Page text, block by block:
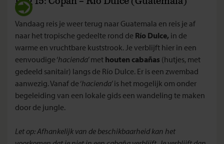
Vandaag reis je weer terug naar Guatemala en reis je af
naar het tropische gedeelte rond de Río Dulce, in de
warme en vruchtbare kuststrook. Je verblijft hier in een
eenvoudige ‘hacienda’ met houten cabañas (hutjes, met
gedeeld sanitair) langs de Río Dulce. Er is een zwembad
aanwezig. Vanaf de ‘hacienda’ is het mogelijk om onder
begeleiding van een lokale gids een wandeling te maken
door de jungle.
Let op: Afhankelijk van de beschikbaarheid kan het